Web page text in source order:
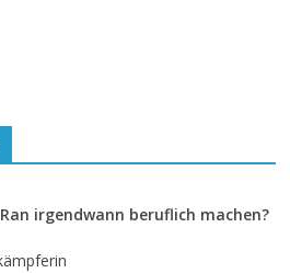
irgendwann beruflich machen?